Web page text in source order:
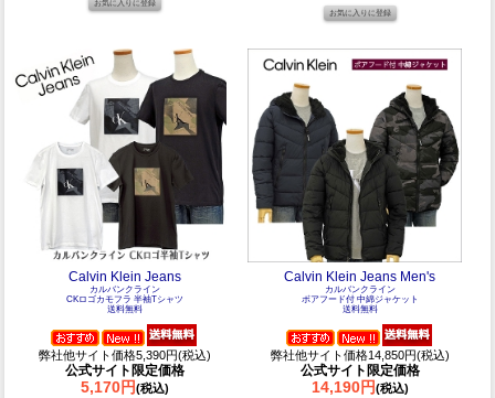
Calvin Klein Jeans
カルバンクライン
CKロゴカモフラ 半袖Tシャツ
送料無料
弊社他サイト価格5,390円(税込)
公式サイト限定価格
5,170円(税込)
Calvin Klein Jeans Men's
カルバンクライン
ボアフード付 中綿ジャケット
送料無料
弊社他サイト価格14,850円(税込)
公式サイト限定価格
14,190円(税込)